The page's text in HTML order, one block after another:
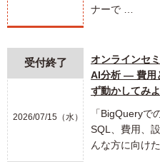
ナーで …
受付終了
2026/07/15（水）
オンラインセ
AI分析 ― 費用
ず動かしてみ
「BigQueryで
SQL、費用、
んな方に向け